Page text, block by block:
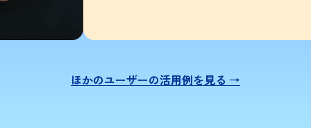
ほかのユーザーの活用例を見る →